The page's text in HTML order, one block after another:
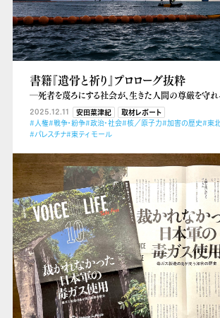
書籍『遺骨と祈り』プロローグ抜粋
―死者を蔑ろにする社会が、生きた人間の尊厳を守
2025.12.11 安田菜津紀
取材レポート
#人権#戦争・紛争#政治・社会#核／原子力#加害の歴史#東
#パレスチナ#東ティモール